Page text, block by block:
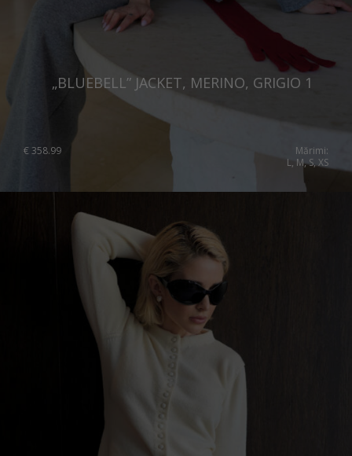
„BLUEBELL” JACKET, MERINO, GRIGIO 1
€ 358.99
Mărimi:
L, M, S, XS